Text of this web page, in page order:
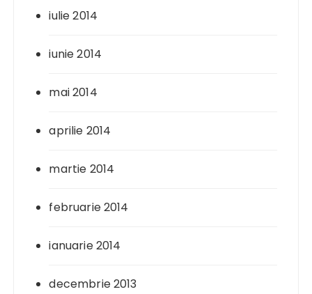
iulie 2014
iunie 2014
mai 2014
aprilie 2014
martie 2014
februarie 2014
ianuarie 2014
decembrie 2013